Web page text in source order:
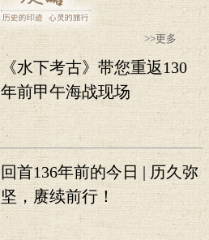
>>更多
《水下考古》带您重返130
年前甲午海战现场
回首136年前的今日 | 历久弥
坚，赓续前行！